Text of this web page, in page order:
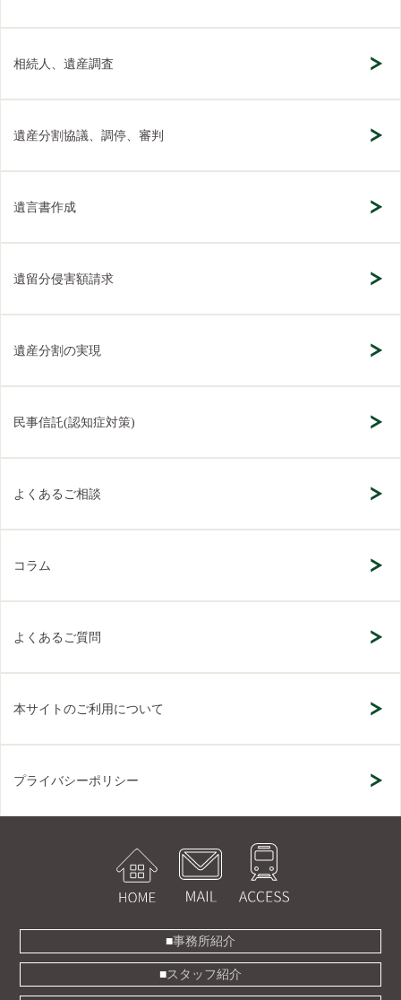
相続人、遺産調査
遺産分割協議、調停、審判
遺言書作成
遺留分侵害額請求
遺産分割の実現
民事信託(認知症対策)
よくあるご相談
コラム
よくあるご質問
本サイトのご利用について
プライバシーポリシー
事務所紹介
スタッフ紹介